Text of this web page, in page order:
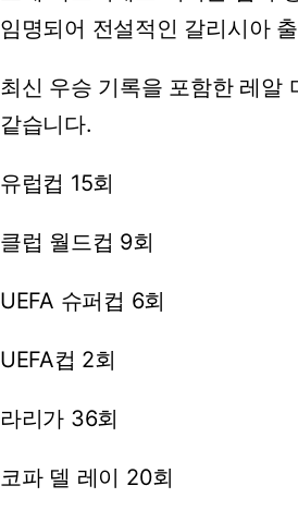
임명되어 전설적인 갈리시아
최신 우승 기록을 포함한 레알
같습니다.
유럽컵 15회
클럽 월드컵 9회
UEFA 슈퍼컵 6회
UEFA컵 2회
라리가 36회
코파 델 레이 20회